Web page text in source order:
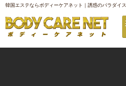
韓国エステならボディーケアネット｜誘惑のパラダイス